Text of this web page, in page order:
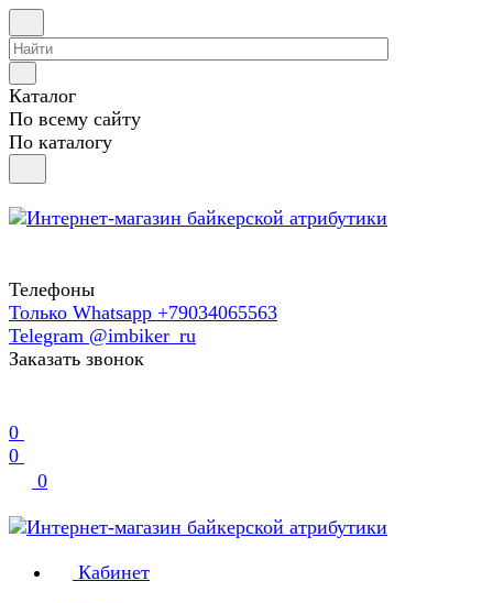
Каталог
По всему сайту
По каталогу
Телефоны
Только Whatsapp +79034065563
Telegram @imbiker_ru
Заказать звонок
0
0
0
Кабинет